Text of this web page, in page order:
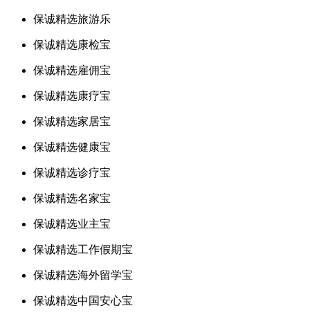
保诚精选旅游乐
保诚精选康检宝
保诚精选雇佣宝
保诚精选康疗宝
保诚精选家居宝
保诚精选健康宝
保诚精选诊疗宝
保诚精选名家宝
保诚精选业主宝
保诚精选工作假期宝
保诚精选海外留学宝
保诚精选中国安心宝